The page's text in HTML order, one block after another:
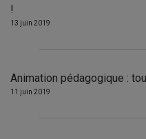
!
13 juin 2019
Animation pédagogique :
11 juin 2019